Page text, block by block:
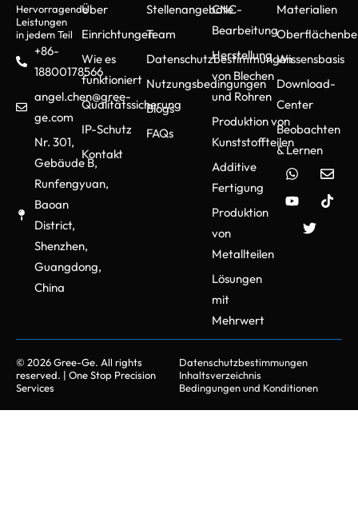
Hervorragende
Leistungen
in jedem Teil
+86-
18800178566
angel.chen@gree-
ge.com
Nr. 301,
Gebäude B,
Runfengyuan,
Baoan
District,
Shenzhen,
Guangdong,
China
Über
Einrichtungen
Wie es
funktioniert
Qualitätssicherung
IP-Schutz
Kontakt
Stellenangebote
Team
Datenschutzbestimmungen
Nutzungsbedingungen
Blogs
FAQs
CNC-
Bearbeitung
Herstellung
von Blechen
und Rohren
Produktion von
Kunststoffteilen
Additive
Fertigung
Produktion
von
Metallteilen
Lösungen
mit
Mehrwert
Materialien
Wissensbasis
Download-
Center
Beobachten
& Lernen
© 2026 Gree-Ge. All rights
reserved. | One Stop Precision
Services
Datenschutzbestimmungen
Inhaltsverzeichnis
Bedingungen und Konditionen